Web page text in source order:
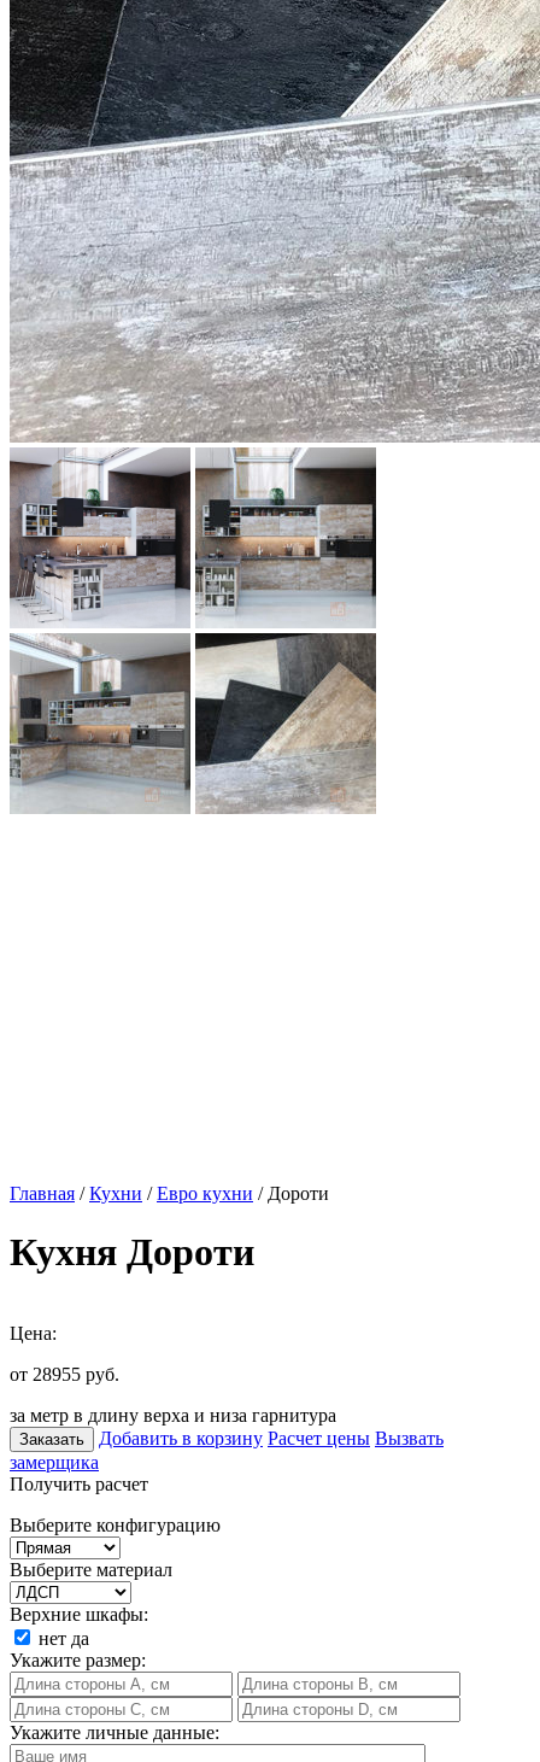
Главная /Кухни /Евро кухни / Дороти
Кухня Дороти
Цена:
от 28955 руб.
за метр в длину верха и низа гарнитура
Заказать Добавить в корзину Расчет цены Вызвать
замерщика
Получить расчет
Выберите конфигурацию
Выберите материал
Верхние шкафы:
нет да
Укажите размер:
Укажите личные данные: